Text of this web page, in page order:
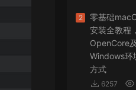
来源： Adobe
专业的图片处理软件
2
零基础
安装全教程
OpenCore
Windows环
方式
6257